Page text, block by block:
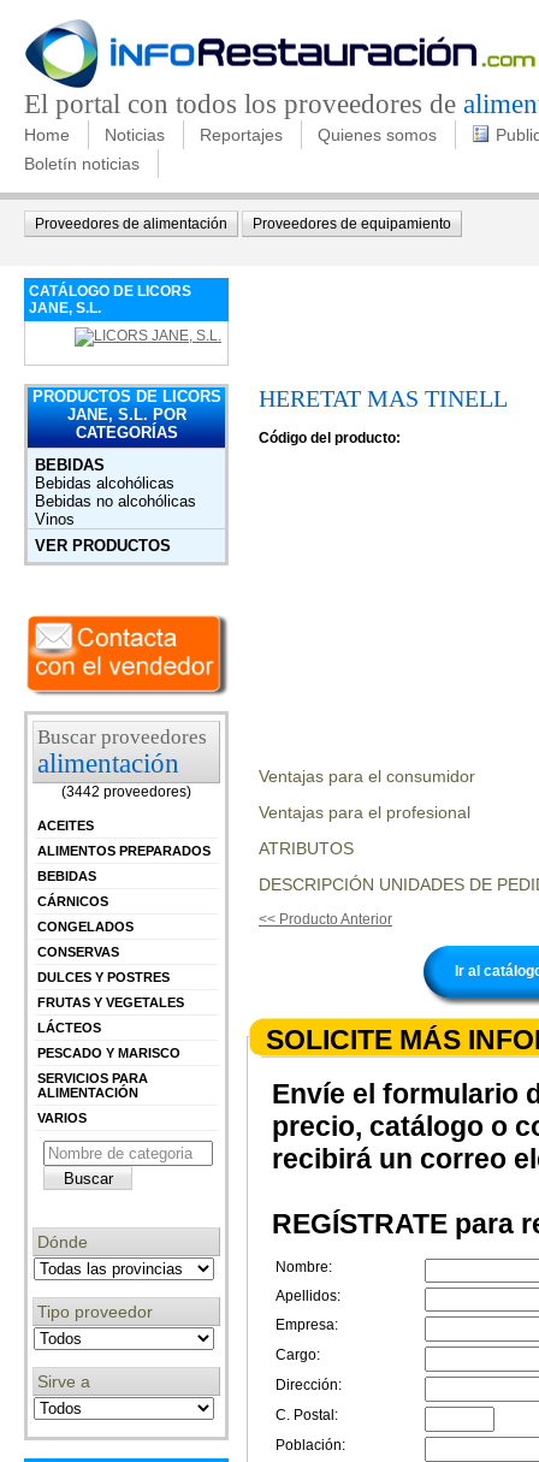
El portal con todos los proveedores de
Home Noticias Reportajes Quienes somos
Boletín noticias
Proveedores de alimentación Proveedores de equipamiento
CATÁLOGO DE LICORS
JANE, S.L.
PRODUCTOS DE LICORS
JANE, S.L. POR
CATEGORÍAS
BEBIDAS
Bebidas alcohólicas
Bebidas no alcohólicas
Vinos
VER PRODUCTOS
Buscar proveedores
alimentación
(3442 proveedores)
ACEITES
ALIMENTOS PREPARADOS
BEBIDAS
CÁRNICOS
CONGELADOS
CONSERVAS
DULCES Y POSTRES
FRUTAS Y VEGETALES
LÁCTEOS
PESCADO Y MARISCO
SERVICIOS PARA
ALIMENTACIÓN
VARIOS
Dónde
Tipo proveedor
Sirve a
HERETAT MAS TINELL
Código del producto:
Ventajas para el consumidor
Ventajas para el profesional
ATRIBUTOS
DESCRIPCIÓN UNIDADES DE
<< Producto Anterior
Ir al
SOLICITE MÁS
Envíe el formulario
precio, catálogo o
recibirá un correo
REGÍSTRATE para
Nombre:
Apellidos:
Empresa:
Cargo:
Dirección:
C. Postal:
Población: